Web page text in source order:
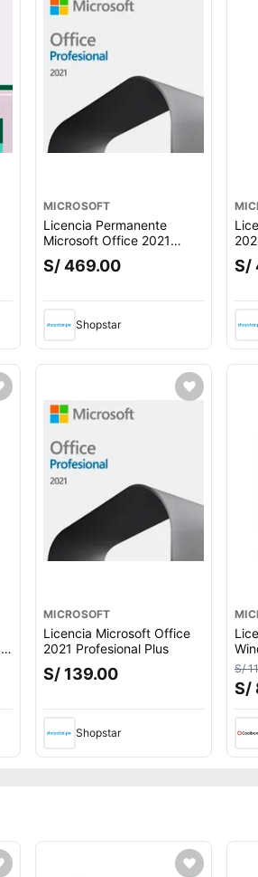
MICROSOFT
Licencia Permanente
Microsoft Office 2021
Profesional Plus
S/ 469.00
Shopstar
S/
MICROSOFT
Licencia Microsoft Office
2021 Profesional Plus
S/ 139.00
Shopstar
S/
S/